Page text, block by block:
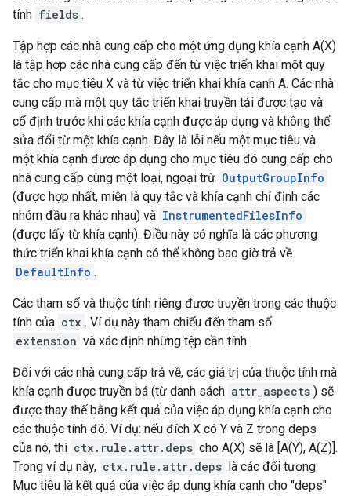
tính fields .
Tập hợp các nhà cung cấp cho một ứng dụng khía cạnh A(X)
là tập hợp các nhà cung cấp đến từ việc triển khai một quy
tắc cho mục tiêu X và từ việc triển khai khía cạnh A. Các nhà
cung cấp mà một quy tắc triển khai truyền tải được tạo và
cố định trước khi các khía cạnh được áp dụng và không thể
sửa đổi từ một khía cạnh. Đây là lỗi nếu một mục tiêu và
một khía cạnh được áp dụng cho mục tiêu đó cung cấp cho
nhà cung cấp cùng một loại, ngoại trừ OutputGroupInfo
(được hợp nhất, miễn là quy tắc và khía cạnh chỉ định các
nhóm đầu ra khác nhau) và InstrumentedFilesInfo
(được lấy từ khía cạnh). Điều này có nghĩa là các phương
thức triển khai khía cạnh có thể không bao giờ trả về
DefaultInfo .
Các tham số và thuộc tính riêng được truyền trong các thuộc
tính của ctx . Ví dụ này tham chiếu đến tham số
extension và xác định những tệp cần tính.
Đối với các nhà cung cấp trả về, các giá trị của thuộc tính mà
khía cạnh được truyền bá (từ danh sách attr_aspects ) sẽ
được thay thế bằng kết quả của việc áp dụng khía cạnh cho
các thuộc tính đó. Ví dụ: nếu đích X có Y và Z trong deps
của nó, thì ctx.rule.attr.deps cho A(X) sẽ là [A(Y), A(Z)].
Trong ví dụ này, ctx.rule.attr.deps
là các đối tượng
Mục tiêu là kết quả của việc áp dụng khía cạnh cho "deps"